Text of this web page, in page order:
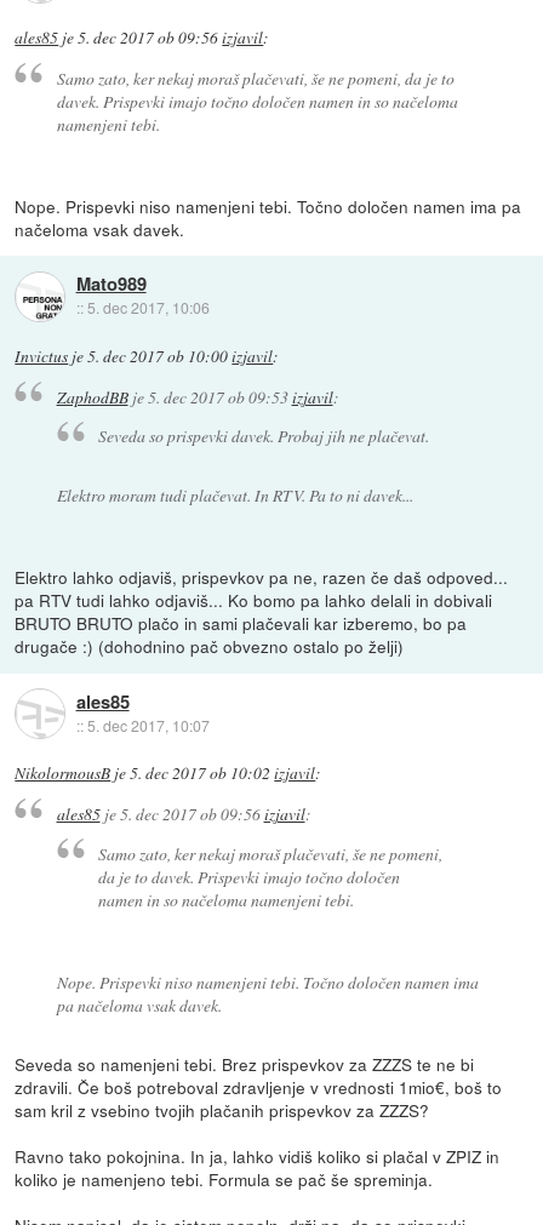
ales85 je5. dec 2017 ob 09:56izjavil:
Samo zato, ker nekaj moraš plačevati, še ne pomeni, da je to
davek. Prispevki imajo točno določen namen in so načeloma
namenjeni tebi.
Nope. Prispevki niso namenjeni tebi. Točno določen namen ima pa
načeloma vsak davek.
Mato989
:: 5. dec 2017, 10:06
Invictus je5. dec 2017 ob 10:00izjavil:
ZaphodBBje5. dec 2017 ob 09:53izjavil:
Seveda so prispevki davek. Probaj jih ne plačevat.
Elektro moram tudi plačevat. In RTV. Pa to ni davek...
Elektro lahko odjaviš, prispevkov pa ne, razen če daš odpoved...
pa RTV tudi lahko odjaviš... Ko bomo pa lahko delali in dobivali
BRUTO BRUTO plačo in sami plačevali kar izberemo, bo pa
drugače :) (dohodnino pač obvezno ostalo po želji)
ales85
::5. dec 2017, 10:07
NikolormousB je5. dec 2017 ob 10:02 izjavil:
ales85je5. dec 2017 ob 09:56izjavil:
Samo zato, ker nekaj moraš plačevati, še ne pomeni,
da je to davek. Prispevki imajo točno določen
namen in so načeloma namenjeni tebi.
Nope. Prispevki niso namenjeni tebi. Točno določen namen ima
pa načeloma vsak davek.
Seveda so namenjeni tebi. Brez prispevkov za ZZZS te ne bi
zdravili. Če boš potreboval zdravljenje v vrednosti 1mio€, boš to
sam kril z vsebino tvojih plačanih prispevkov za ZZZS?
Ravno tako pokojnina. In ja, lahko vidiš koliko si plačal v ZPIZ in
koliko je namenjeno tebi. Formula se pač še spreminja.